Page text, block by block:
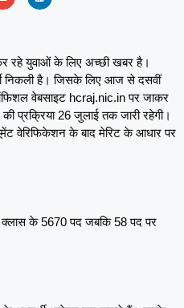
रहे युवाओं के लिए अच्छी खबर है।
निकली है। जिसके लिए आज से दसवीं
ऑफिशल वेबसाइट hcraj.nic.in पर जाकर
26 जुलाई तक जारी रहेगी।
वेरिफिकेशन के बाद मेरिट के आधार पर
क्लास के 5670 पद जबकि 58 पद पर